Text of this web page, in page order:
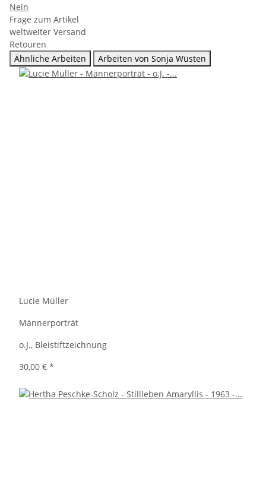
Nein
Frage zum Artikel
weltweiter Versand
Retouren
Ähnliche Arbeiten
Arbeiten von Sonja Wüsten
Lucie Müller
Männerporträt
o.J., Bleistiftzeichnung
30,00 € *